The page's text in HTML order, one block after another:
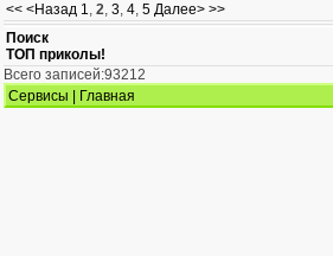
<< <Назад 1, 2, 3, 4, 5 Далее> >>
Поиск
ТОП приколы!
Всего записей:93212
Сервисы
Главная